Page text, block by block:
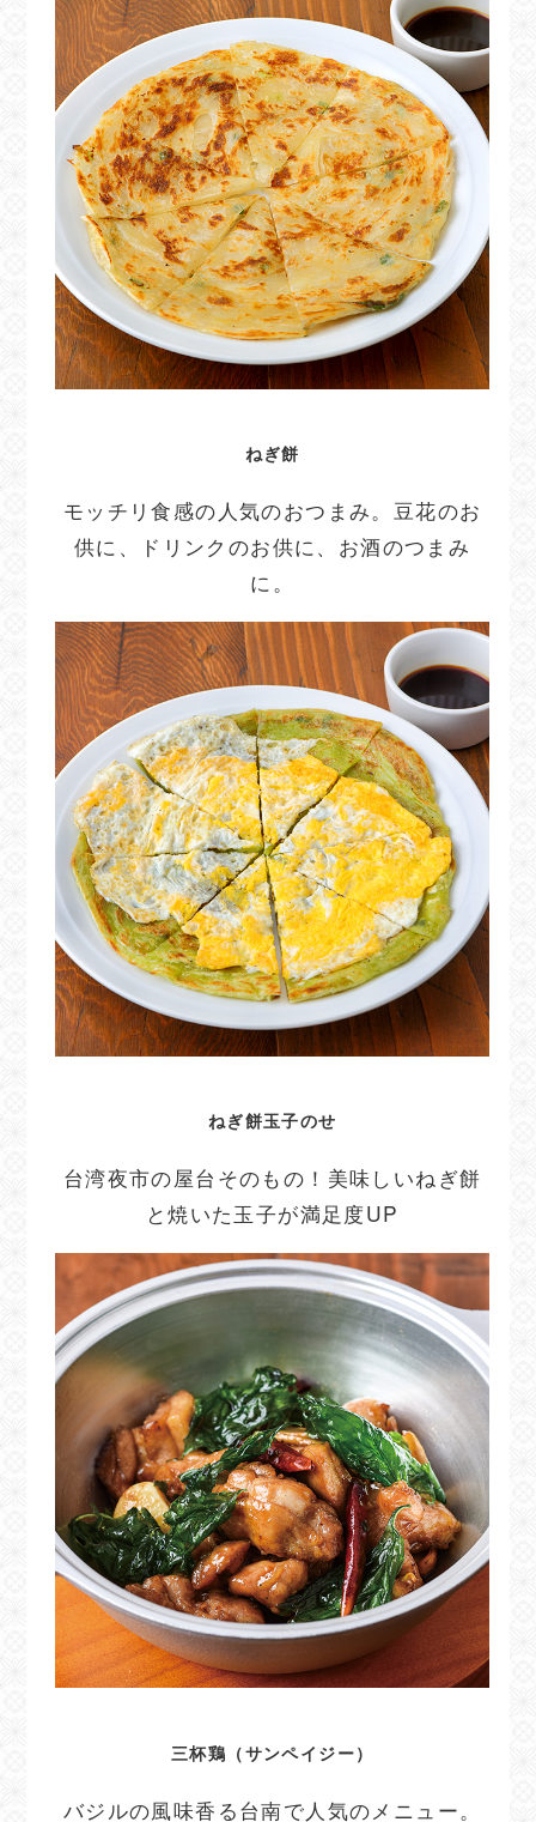
ねぎ餅
モッチリ食感の人気のおつまみ。豆花のお
供に、ドリンクのお供に、お酒のつまみ
に。
ねぎ餅玉子のせ
台湾夜市の屋台そのもの！美味しいねぎ餅
と焼いた玉子が満足度UP
三杯鶏（サンペイジー）
バジルの風味香る台南で人気のメニュー。